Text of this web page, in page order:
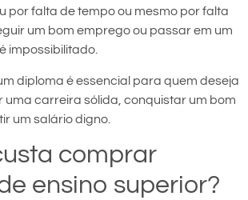
por falta de tempo ou mesmo por falta
um bom emprego ou passar em um
impossibilitado.
diploma é essencial para quem deseja
uma carreira sólida, conquistar um bom
um salário digno.
comprar
ensino superior?